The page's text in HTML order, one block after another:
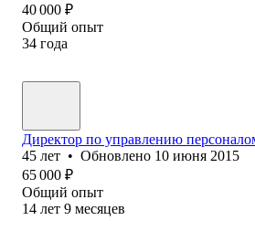
40 000 ₽
Общий опыт
34 года
Директор по управлению
45 лет • Обновлено 10 июня 2015
65 000 ₽
Общий опыт
14 лет 9 месяцев